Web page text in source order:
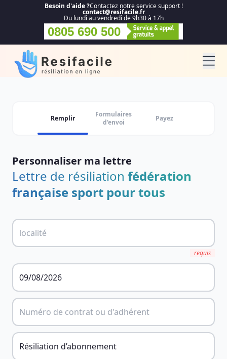
Besoin d'aide ?Contactez notre service support !
contact@resifacile.fr
Du lundi au vendredi de 9h30 à 17h
0805 690 500
Remplir
Formulaires
d'envoi
Payez
Personnaliser ma lettre
Lettre de résiliation fédération
française sport pour tous
requis